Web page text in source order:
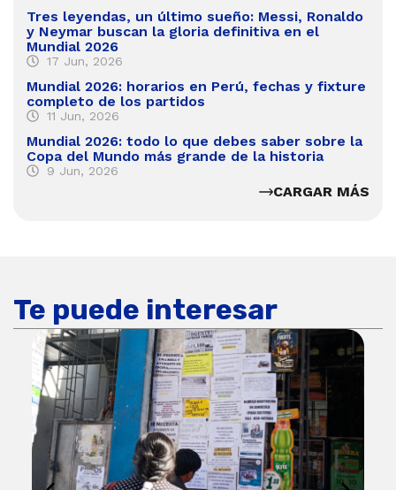
Tres leyendas, un último sueño: Messi, Ronaldo
y Neymar buscan la gloria definitiva en el
Mundial 2026
17 Jun, 2026
Mundial 2026: horarios en Perú, fechas y fixture
completo de los partidos
11 Jun, 2026
Mundial 2026: todo lo que debes saber sobre la
Copa del Mundo más grande de la historia
9 Jun, 2026
CARGAR MÁS
Te puede interesar